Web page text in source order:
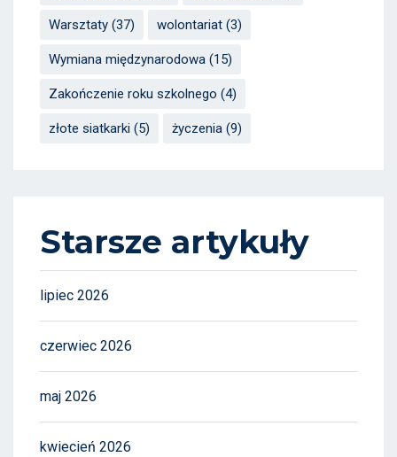
Warsztaty (37) wolontariat (3)
Wymiana międzynarodowa (15)
Zakończenie roku szkolnego (4)
złote siatkarki (5) życzenia (9)
Starsze artykuły
lipiec 2026
czerwiec 2026
maj 2026
kwiecień 2026